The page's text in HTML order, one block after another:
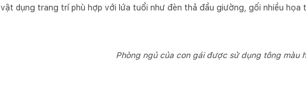
vật dụng trang trí phù hợp với lứa tuổi như đèn thả đầu giường, gối nhiều họa
Phòng ngủ của con gái được sử dụng tông màu